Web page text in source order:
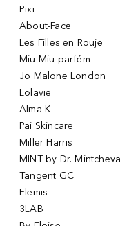
Pixi
About-Face
Les Filles en Rouje
Miu Miu parfém
Jo Malone London
Lolavie
Alma K
Pai Skincare
Miller Harris
MINT by Dr. Mintcheva
Tangent GC
Elemis
3LAB